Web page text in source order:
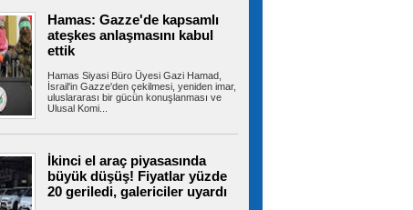
bağlantılı Irak'a ait hava yolu şirketini yaptırım
listesinden çıkardı
ABD-İran müzakereleri Hürmüz Boğazı'na
ilişkin görüşmelerle devam ederken...
TBMM Başkanlığı'na sunulan "Millî Dayanışma
ve Toplumsal Bütünleşmenin...
Hamas: Gazze'de kapsamlı
ateşkes anlaşmasını kabul
ettik
Hamas Siyasi Büro Üyesi Gazi Hamad,
İsrail'in Gazze'den çekilmesi, yeniden imar,
uluslararası bir gücün konuşlanması ve
Ulusal Komi...
İkinci el araç piyasasında
büyük düşüş! Fiyatlar yüzde
20 geriledi, galericiler uyardı